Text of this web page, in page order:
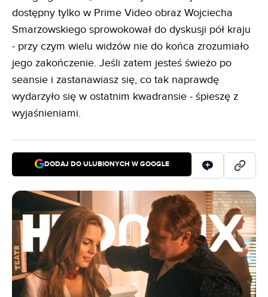
dostępny tylko w Prime Video obraz Wojciecha
Smarzowskiego sprowokował do dyskusji pół kraju
- przy czym wielu widzów nie do końca zrozumiało
jego zakończenie. Jeśli zatem jesteś świeżo po
seansie i zastanawiasz się, co tak naprawdę
wydarzyło się w ostatnim kwadransie - śpieszę z
wyjaśnieniami.
DODAJ DO ULUBIONYCH W GOOGLE